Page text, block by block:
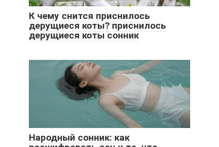
К чему снится приснилось
дерущиеся коты? приснилось
дерущиеся коты сонник
Народный сонник: как